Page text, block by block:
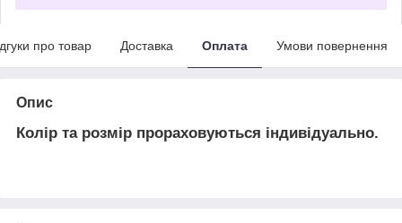
про товар Доставка Оплата Умови повернення
Опис
Колір та розмір прораховуються індивідуально.